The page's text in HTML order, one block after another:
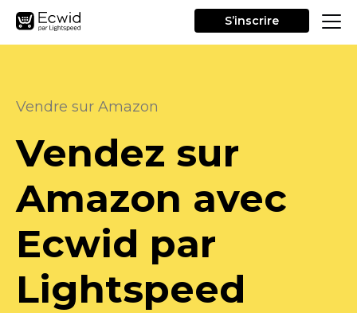
S’inscrire
Vendre sur Amazon
Vendez sur
Amazon avec
Ecwid par
Lightspeed